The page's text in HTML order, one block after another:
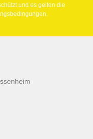
und es gelten die